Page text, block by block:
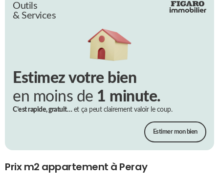
Outils
& Services
Estimez votre bien
en moins de 1 minute.
C’est rapide, gratuit…et ça peut clairement valoir le coup.
Estimer mon bien
Prix m2 appartement à Peray